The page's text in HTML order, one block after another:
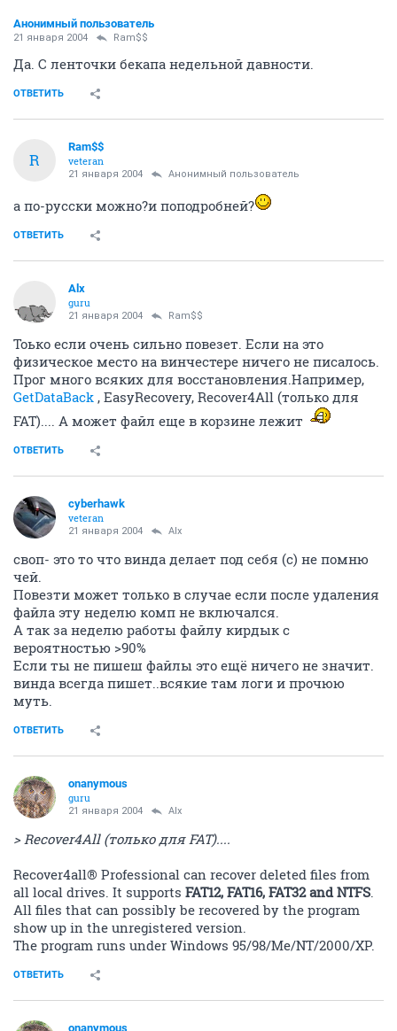
Анонимный пользователь
21 января 2004 Ram$$
Да. С ленточки бекапа недельной давности.
ОТВЕТИТЬ
R
Ram$$
veteran
21 января 2004 Анонимный пользователь
а по-русски можно?и поподробней?
ОТВЕТИТЬ
Alx
guru
21 января 2004 Ram$$
Тоько если очень сильно повезет. Если на это
физическое место на винчестере ничего не писалось.
Прог много всяких для восстановления.Например,
GetDataBack , EasyRecovery, Recover4All (только для
FAT).... А может файл еще в корзине лежит
ОТВЕТИТЬ
cyberhawk
veteran
21 января 2004 Alx
своп- это то что винда делает под себя (с) не помню
чей.
Повезти может только в случае если после удаления
файла эту неделю комп не включался.
А так за неделю работы файлу кирдык с
вероятностью >90%
Если ты не пишеш файлы это ещё ничего не значит.
винда всегда пишет..всякие там логи и прочюю
муть.
ОТВЕТИТЬ
onanymous
guru
21 января 2004 Alx
> Recover4All (только для FAT)....
Recover4all® Professional can recover deleted files from
all local drives. It supports FAT12, FAT16, FAT32 and NTFS.
All files that can possibly be recovered by the program
show up in the unregistered version.
The program runs under Windows 95/98/Me/NT/2000/XP.
ОТВЕТИТЬ
onanymous